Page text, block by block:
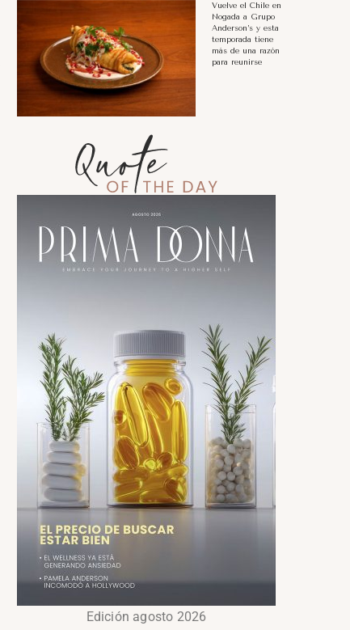
Vuelve el Chile en
Nogada a Grupo
Anderson’s y esta
temporada tiene
más de una razón
para reunirse
Edición agosto 2026